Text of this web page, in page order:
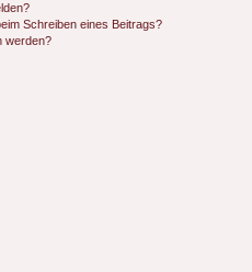
Schreiben eines Beitrags?
werden?